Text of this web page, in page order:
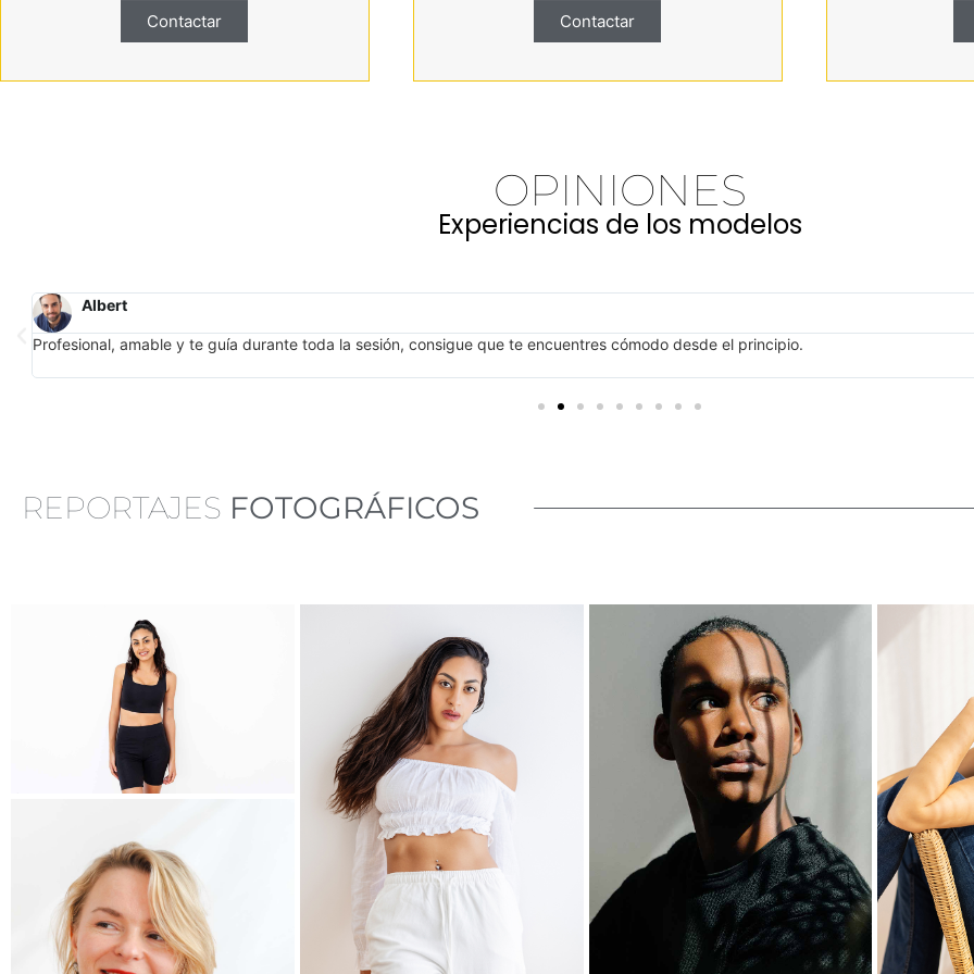
Contactar Contactar
OPINIONES
Experiencias de los modelos
Andrés
Además de muy buen fotógrafo, buena persona. Muy paciente y dándome los mejores consejos en cada momento.
REPORTAJES FOTOGRÁFICOS